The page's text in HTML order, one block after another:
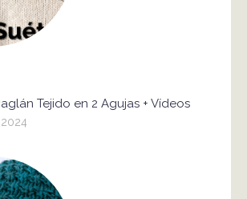
Tejido en 2 Agujas + Vídeos